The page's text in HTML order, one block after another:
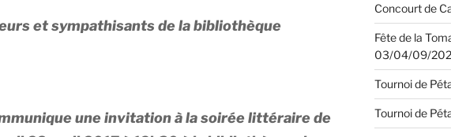
et sympathisants de la bibliothèque
une invitation à la soirée littéraire de
Concourt de
Fête de la
03/04/09/
Tournoi de
Tournoi de